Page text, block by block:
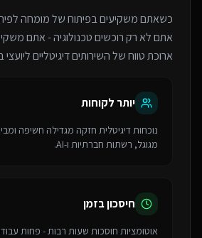
כשאתם משקיעים בפיתוח שלמומחה
אתם לא רק רוכשים טכנולוגיה - אתם
ארוכת טווח של השירותים דיגיטליים
יותר לקוחות
נוכחות דיגיטלית חזקה מגדילה חשיפה
מגוגל, רשתות חברתיות ו-AI.
חיסכון בזמן
אוטומציות חוסכות שעות רבות - פחות